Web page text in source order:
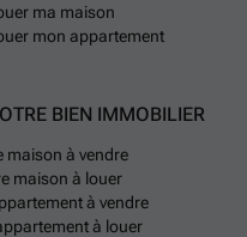
ma maison
mon appartement
BIEN IMMOBILIER
maison à vendre
maison à louer
à vendre
à louer